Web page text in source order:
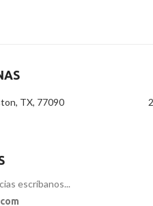
TX, 77090
escríbanos...